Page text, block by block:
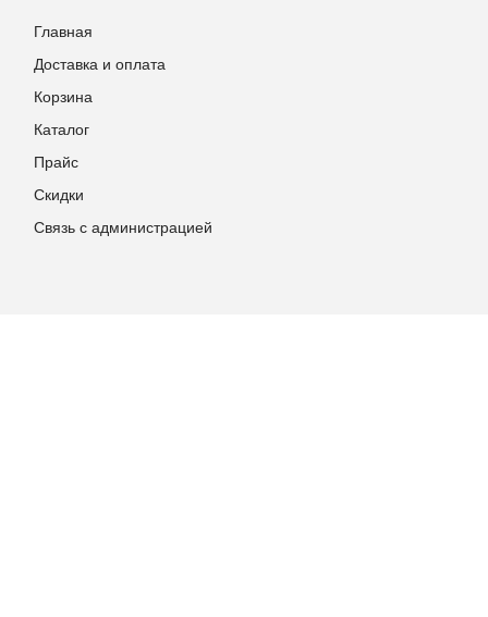
Главная
Доставка и оплата
Корзина
Каталог
Прайс
Скидки
Связь с администрацией